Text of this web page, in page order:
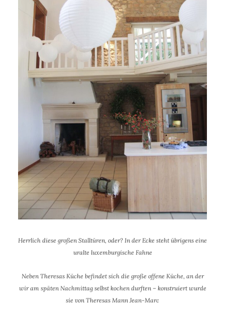
Herrlich diese großen Stalltüren, oder? In der Ecke steht übrigens eine
uralte luxemburgische Fahne
Neben Theresas Küche befindet sich die große offene Küche, an der
wir am späten Nachmittag selbst kochen durften – konstruiert wurde
sie von Theresas Mann Jean-Marc